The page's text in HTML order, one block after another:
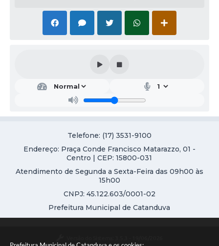
de
Telefone: (17) 3531-9100
Endereço: Praça Conde Francisco Matarazzo, 01 -
Centro | CEP: 15800-031
Atendimento de Segunda a Sexta-Feira das 09h00 às
15h00
CNPJ: 45.122.603/0001-02
Prefeitura Municipal de Catanduva